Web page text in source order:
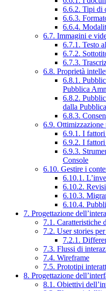
6.6.2. Tipi di
6.6.3.
6.6.4.
6.7. Immagini e
6.7.1. Testo
6.7.2.
6.7.3.
6.8. Proprietà
6.8.1.
Pubblica
6.8.2.
dalla
6.8.3.
6.9.
6.9.1. I fattori
6.9.2. I fattori
6.9.3.
Console
6.10. Gestire i
6.10.1.
6.10.2.
6.10.3.
6.10.4.
7. Progettazione
7.1. Caratteristiche
7.2. User stories
7.2.1.
7.3. Flussi di
7.4. Wireframe
7.5. Prototipi
8. Progettazione
8.1. Obiettivi